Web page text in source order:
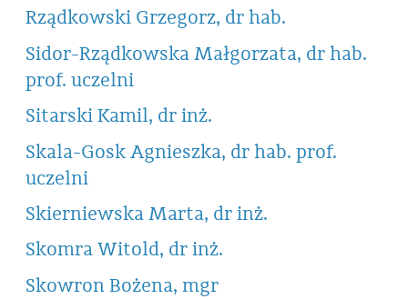
Rządkowski Grzegorz, dr hab.
Sidor-Rządkowska Małgorzata, dr hab.
prof. uczelni
Sitarski Kamil, dr inż.
Skala-Gosk Agnieszka, dr hab. prof.
uczelni
Skierniewska Marta, dr inż.
Skomra Witold, dr inż.
Skowron Bożena, mgr